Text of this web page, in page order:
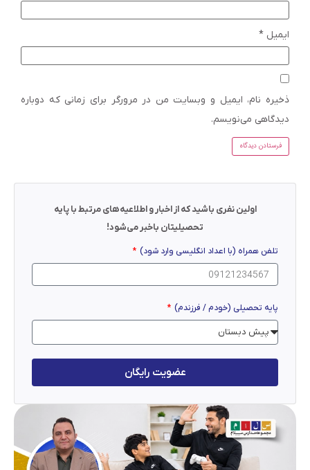
ایمیل *
ذخیره نام، ایمیل و وبسایت من در مرورگر برای زمانی که دوباره
دیدگاهی می‌نویسم.
اولین نفری باشید که از اخبار و اطلاعیه‌های مرتبط با پایه
تحصیلیتان باخبر می‌شود!
تلفن همراه (با اعداد انگلیسی وارد شود)
پایه تحصیلی (خودم / فرزندم)
عضویت رایگان